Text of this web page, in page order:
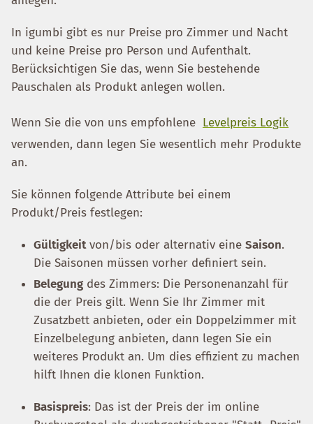
In igumbi gibt es nur Preise pro Zimmer und Nacht
und keine Preise pro Person und Aufenthalt.
Berücksichtigen Sie das, wenn Sie bestehende
Pauschalen als Produkt anlegen wollen.
Wenn Sie die von uns empfohlene Levelpreis Logik
verwenden, dann legen Sie wesentlich mehr Produkte
an.
Sie können folgende Attribute bei einem
Produkt/Preis festlegen:
Gültigkeitvon/bis oder alternativ eine Saison.
Die Saisonen müssen vorher definiert sein.
Belegung des Zimmers: Die Personenanzahl für
die der Preis gilt. Wenn Sie Ihr Zimmer mit
Zusatzbett anbieten, oder ein Doppelzimmer mit
Einzelbelegung anbieten, dann legen Sie ein
weiteres Produkt an. Um dies effizient zu machen
hilft Ihnen die klonen Funktion.
Basispreis: Das ist der Preis der im online